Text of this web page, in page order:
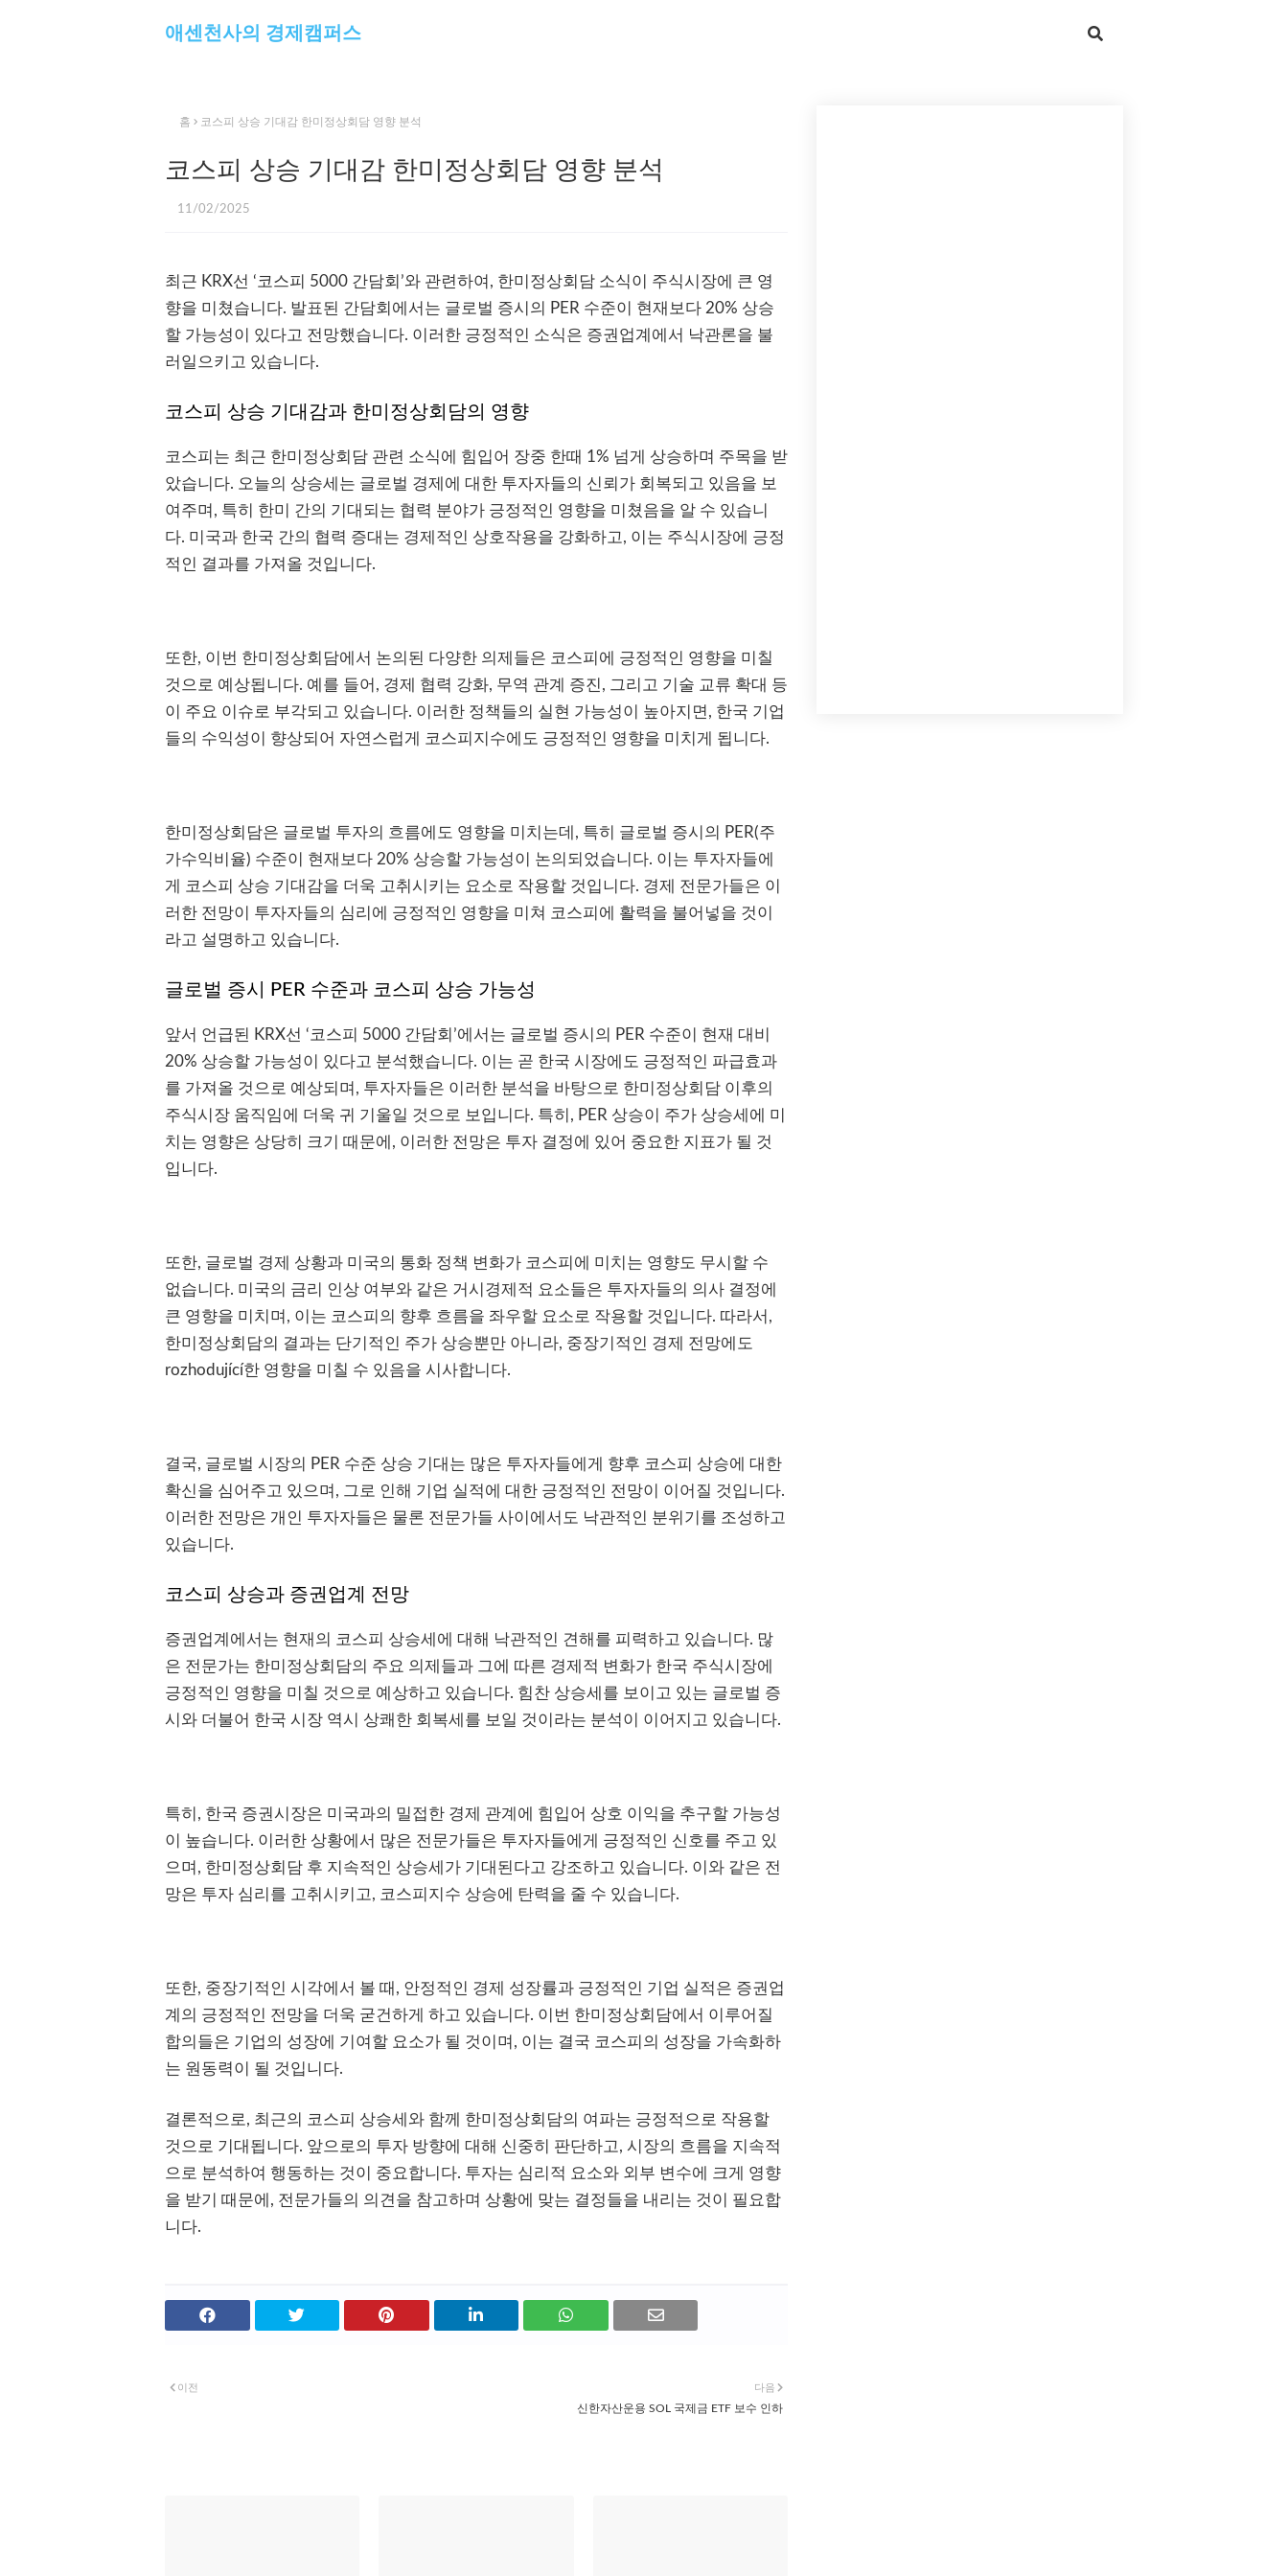
애센천사의 경제캠퍼스
홈 코스피 상승 기대감 한미정상회담 영향 분석
코스피 상승 기대감 한미정상회담 영향 분석
11/02/2025
최근 KRX선 ‘코스피 5000 간담회’와 관련하여, 한미정상회담 소식이 주식시장에 큰 영
향을 미쳤습니다. 발표된 간담회에서는 글로벌 증시의 PER 수준이 현재보다 20% 상승
할 가능성이 있다고 전망했습니다. 이러한 긍정적인 소식은 증권업계에서 낙관론을 불
러일으키고 있습니다.
코스피 상승 기대감과 한미정상회담의 영향
코스피는 최근 한미정상회담 관련 소식에 힘입어 장중 한때 1% 넘게 상승하며 주목을 받
았습니다. 오늘의 상승세는 글로벌 경제에 대한 투자자들의 신뢰가 회복되고 있음을 보
여주며, 특히 한미 간의 기대되는 협력 분야가 긍정적인 영향을 미쳤음을 알 수 있습니
다. 미국과 한국 간의 협력 증대는 경제적인 상호작용을 강화하고, 이는 주식시장에 긍정
적인 결과를 가져올 것입니다.
또한, 이번 한미정상회담에서 논의된 다양한 의제들은 코스피에 긍정적인 영향을 미칠
것으로 예상됩니다. 예를 들어, 경제 협력 강화, 무역 관계 증진, 그리고 기술 교류 확대 등
이 주요 이슈로 부각되고 있습니다. 이러한 정책들의 실현 가능성이 높아지면, 한국 기업
들의 수익성이 향상되어 자연스럽게 코스피지수에도 긍정적인 영향을 미치게 됩니다.
한미정상회담은 글로벌 투자의 흐름에도 영향을 미치는데, 특히 글로벌 증시의 PER(주
가수익비율) 수준이 현재보다 20% 상승할 가능성이 논의되었습니다. 이는 투자자들에
게 코스피 상승 기대감을 더욱 고취시키는 요소로 작용할 것입니다. 경제 전문가들은 이
러한 전망이 투자자들의 심리에 긍정적인 영향을 미쳐 코스피에 활력을 불어넣을 것이
라고 설명하고 있습니다.
글로벌 증시 PER 수준과 코스피 상승 가능성
앞서 언급된 KRX선 ‘코스피 5000 간담회’에서는 글로벌 증시의 PER 수준이 현재 대비
20% 상승할 가능성이 있다고 분석했습니다. 이는 곧 한국 시장에도 긍정적인 파급효과
를 가져올 것으로 예상되며, 투자자들은 이러한 분석을 바탕으로 한미정상회담 이후의
주식시장 움직임에 더욱 귀 기울일 것으로 보입니다. 특히, PER 상승이 주가 상승세에 미
치는 영향은 상당히 크기 때문에, 이러한 전망은 투자 결정에 있어 중요한 지표가 될 것
입니다.
또한, 글로벌 경제 상황과 미국의 통화 정책 변화가 코스피에 미치는 영향도 무시할 수
없습니다. 미국의 금리 인상 여부와 같은 거시경제적 요소들은 투자자들의 의사 결정에
큰 영향을 미치며, 이는 코스피의 향후 흐름을 좌우할 요소로 작용할 것입니다. 따라서,
한미정상회담의 결과는 단기적인 주가 상승뿐만 아니라, 중장기적인 경제 전망에도
rozhodující한 영향을 미칠 수 있음을 시사합니다.
결국, 글로벌 시장의 PER 수준 상승 기대는 많은 투자자들에게 향후 코스피 상승에 대한
확신을 심어주고 있으며, 그로 인해 기업 실적에 대한 긍정적인 전망이 이어질 것입니다.
이러한 전망은 개인 투자자들은 물론 전문가들 사이에서도 낙관적인 분위기를 조성하고
있습니다.
코스피 상승과 증권업계 전망
증권업계에서는 현재의 코스피 상승세에 대해 낙관적인 견해를 피력하고 있습니다. 많
은 전문가는 한미정상회담의 주요 의제들과 그에 따른 경제적 변화가 한국 주식시장에
긍정적인 영향을 미칠 것으로 예상하고 있습니다. 힘찬 상승세를 보이고 있는 글로벌 증
시와 더불어 한국 시장 역시 상쾌한 회복세를 보일 것이라는 분석이 이어지고 있습니다.
특히, 한국 증권시장은 미국과의 밀접한 경제 관계에 힘입어 상호 이익을 추구할 가능성
이 높습니다. 이러한 상황에서 많은 전문가들은 투자자들에게 긍정적인 신호를 주고 있
으며, 한미정상회담 후 지속적인 상승세가 기대된다고 강조하고 있습니다. 이와 같은 전
망은 투자 심리를 고취시키고, 코스피지수 상승에 탄력을 줄 수 있습니다.
또한, 중장기적인 시각에서 볼 때, 안정적인 경제 성장률과 긍정적인 기업 실적은 증권업
계의 긍정적인 전망을 더욱 굳건하게 하고 있습니다. 이번 한미정상회담에서 이루어질
합의들은 기업의 성장에 기여할 요소가 될 것이며, 이는 결국 코스피의 성장을 가속화하
는 원동력이 될 것입니다.
결론적으로, 최근의 코스피 상승세와 함께 한미정상회담의 여파는 긍정적으로 작용할
것으로 기대됩니다. 앞으로의 투자 방향에 대해 신중히 판단하고, 시장의 흐름을 지속적
으로 분석하여 행동하는 것이 중요합니다. 투자는 심리적 요소와 외부 변수에 크게 영향
을 받기 때문에, 전문가들의 의견을 참고하며 상황에 맞는 결정들을 내리는 것이 필요합
니다.
다음
신한자산운용 SOL 국제금 ETF 보수 인하
이전